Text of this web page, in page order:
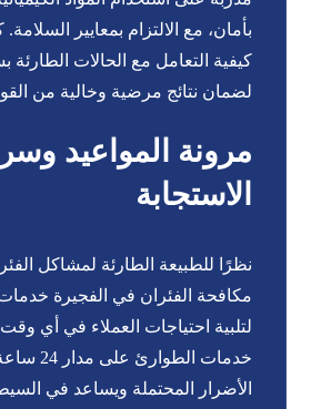
بأمان، مع الالتزام بمعايير
كيفية التعامل مع الحالات الطارئة
لضمان نتائج مرضية وخالية من
مرونة المواعيد
الاستجابة
نظرًا للطبيعة الطارئة لمشاكل
مكافحة الفئران في الفجيرة
لتلبية احتياجات العملاء في أي
خدمات
الأضرار المحتملة ويساعد في